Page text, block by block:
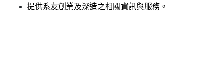
提供系友創業及深造之相關資訊與服務。